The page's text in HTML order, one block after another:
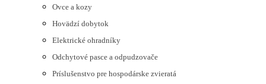
Ovce a kozy
Hovädzí dobytok
Elektrické ohradníky
Odchytové pasce a odpudzovače
Príslušenstvo pre hospodárske zvieratá